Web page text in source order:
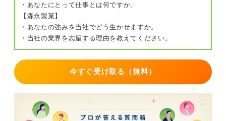
・あなたにとって仕事とは何ですか。
【森永製菓】
・あなたの強みを当社でどう生かせますか。
・当社の業界を志望する理由を教えてください。
今すぐ受け取る（無料）